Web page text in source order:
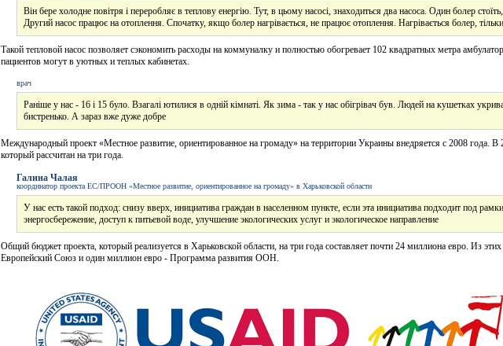
Він бере холодне повітря і переробляє в теплову енергію. Тут, в цьому насосі, знаходиться два насоса. Один болер
Другий насос працює на отоплення. Спочатку, якщо болер нагрівається, не працює отоплення. Нагрівається болер,
Такой тепловой насос позволяет сэкономить расходы на коммуналку и полностью обогревает 102 квадратных метра
пациентов могут в уютных и теплых кабинетах.
врач
Раніше у нас - 16 і 15 було. Взагалі ютилися в одній кімнаті. Як зима - так у нас обігрівач був. Людей на кушетках
бистренько. А зараз вже дуже добре
Международный проект «Местное развитие, ориентированное на громаду» на территории Украины внедряется с 2008 года. В
который рассчитан на три года.
Галина Чалая
координатор проекта ЕС/ПРООН «Местное развитие, ориентированное на громаду» в Харьковской области
У нас есть такой подход: снизу вверх, инициатива граждан в населенном пункте, если эта инициатива подходит под
энергосбережение, доступ к питьевой воде, улучшение экологических услуг и экологическое направление
Общий бюджет проекта, который реализуется в Харьковской области, на три года составляет почти 24 миллиона евро. Из
Европейский Союз и один миллион евро - Программа развития ООН.